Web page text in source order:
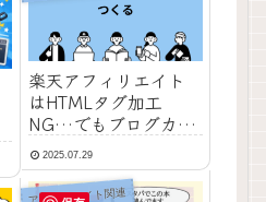
楽天アフィリエイト
はHTMLタグ加工
NG…でもブログカー
ド形式で表示した
い！その解決方法
2025.07.29
アフィリエイト関連